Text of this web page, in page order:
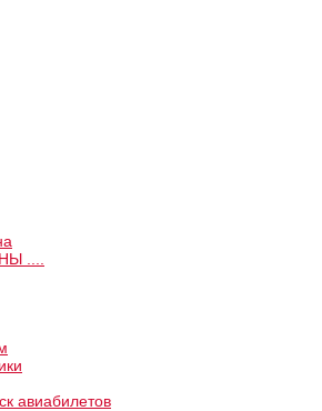
....
авиабилетов